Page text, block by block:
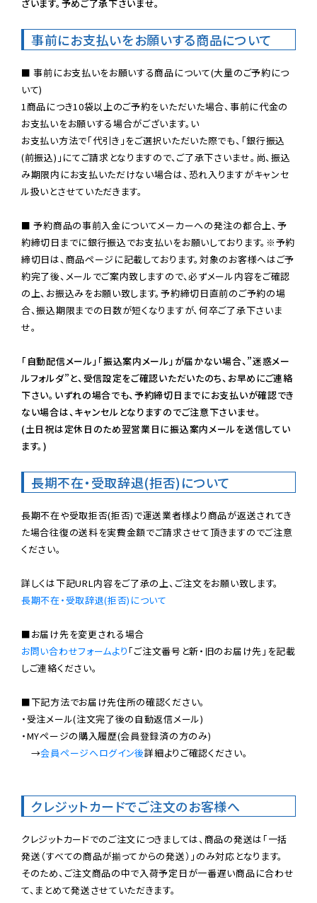
ざいます。予めご了承下さいませ。
事前にお支払いをお願いする商品について
■ 事前にお支払いをお願いする商品について(大量のご予約につ
いて)
1商品につき10袋以上のご予約をいただいた場合、事前に代金の
お支払いをお願いする場合がございます。い
お支払い方法で「代引き」をご選択いただいた際でも、「銀行振込
(前振込)」にてご請求となりますので、ご了承下さいませ。尚、振込
み期限内にお支払いただけない場合は、恐れ入りますがキャンセ
ル扱いとさせていただきます。
■ 予約商品の事前入金についてメーカーへの発注の都合上、予
約締切日までに銀行振込でお支払いをお願いしております。※予約
締切日は、商品ページに記載しております。対象のお客様へはご予
約完了後、メールでご案内致しますので、必ずメール内容をご確認
の上、お振込みをお願い致します。予約締切日直前のご予約の場
合、振込期限までの日数が短くなりますが、何卒ご了承下さいま
せ。
「自動配信メール」「振込案内メール」が届かない場合、”迷惑メー
ルフォルダ”と、受信設定をご確認いただいたのち、お早めにご連絡
下さい。いずれの場合でも、予約締切日までにお支払いが確認でき
ない場合は、キャンセルとなりますのでご注意下さいませ。
(土日祝は定休日のため翌営業日に振込案内メールを送信してい
ます。)
長期不在・受取辞退(拒否)について
長期不在や受取拒否(拒否)で運送業者様より商品が返送されてき
た場合往復の送料を実費金額でご請求させて頂きますのでご注意
ください。
長期不在・受取辞退(拒否)について
お問い合わせフォームより 「ご注文番号と新・旧のお届け先」を記載
しご連絡ください。
■下記方法でお届け先住所の確認ください。
・受注メール(注文完了後の自動返信メール)
・MYページの購入履歴(会員登録済の方のみ)
→会員ページへログイン後詳細よりご確認ください。
クレジットカードでご注文のお客様へ
クレジットカードでのご注文につきましては、商品の発送は「一括
発送（すべての商品が揃ってからの発送）」のみ対応となります。
そのため、ご注文商品の中で入荷予定日が一番遅い商品に合わせ
て、まとめて発送させていただきます。